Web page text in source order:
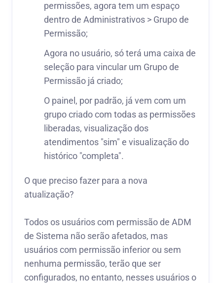
permissões, agora tem um espaço
dentro de Administrativos > Grupo de
Permissão;
Agora no usuário, só terá uma caixa de
seleção para vincular um Grupo de
Permissão já criado;
O painel, por padrão, já vem com um
grupo criado com todas as permissões
liberadas, visualização dos
atendimentos "sim" e visualização do
histórico "completa".
O que preciso fazer para a nova
atualização?
Todos os usuários com permissão de ADM
de Sistema não serão afetados, mas
usuários com permissão inferior ou sem
nenhuma permissão, terão que ser
configurados, no entanto, nesses usuários o